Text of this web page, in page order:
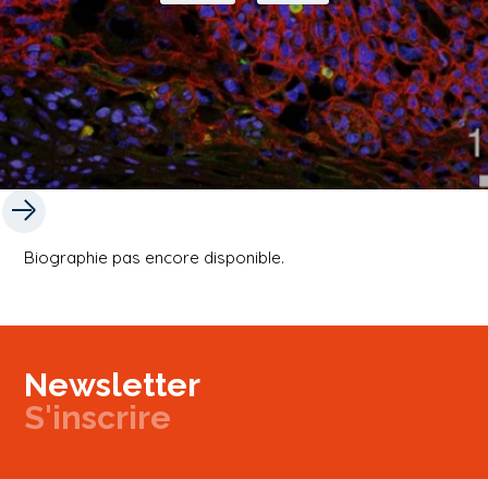
Biographie pas encore disponible.
Newsletter
S'inscrire